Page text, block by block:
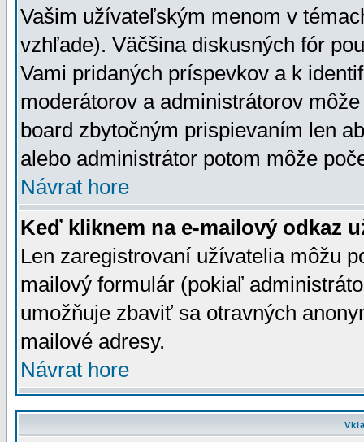
Vašim užívateľským menom v
vzhľade). Väčšina diskusných fór
Vami pridaných príspevkov a k
moderátorov a administrátorov
board zbytočným prispievaním len
alebo administrátor potom môže
Návrat hore
Keď kliknem na e-mailový odkaz
Len zaregistrovaní užívatelia môžu
mailový formulár (pokiaľ
umožňuje zbaviť sa otravných
mailové adresy.
Návrat hore